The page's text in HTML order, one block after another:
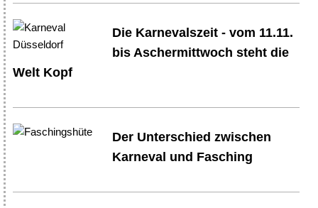
Die Karnevalszeit - vom 11.11.
bis Aschermittwoch steht die
Welt Kopf
Der Unterschied zwischen
Karneval und Fasching